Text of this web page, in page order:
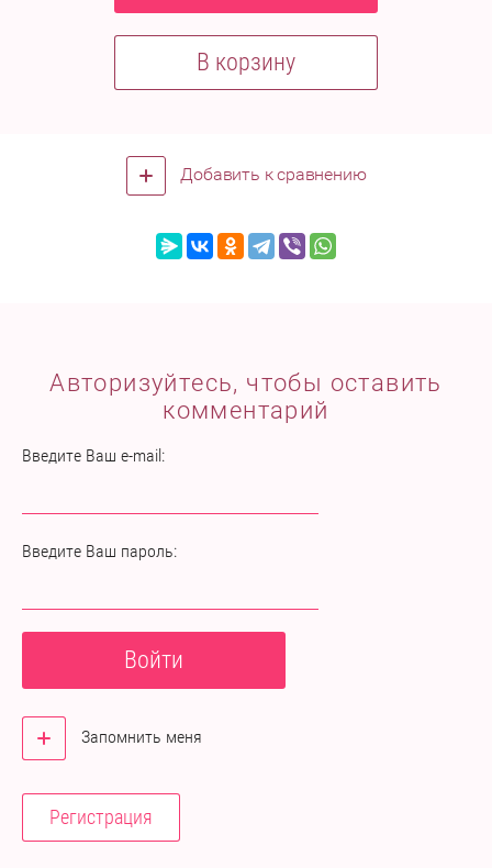
В корзину
Добавить к сравнению
Авторизуйтесь, чтобы оставить
комментарий
Введите Ваш e-mail:
Введите Ваш пароль:
Войти
Запомнить меня
Регистрация